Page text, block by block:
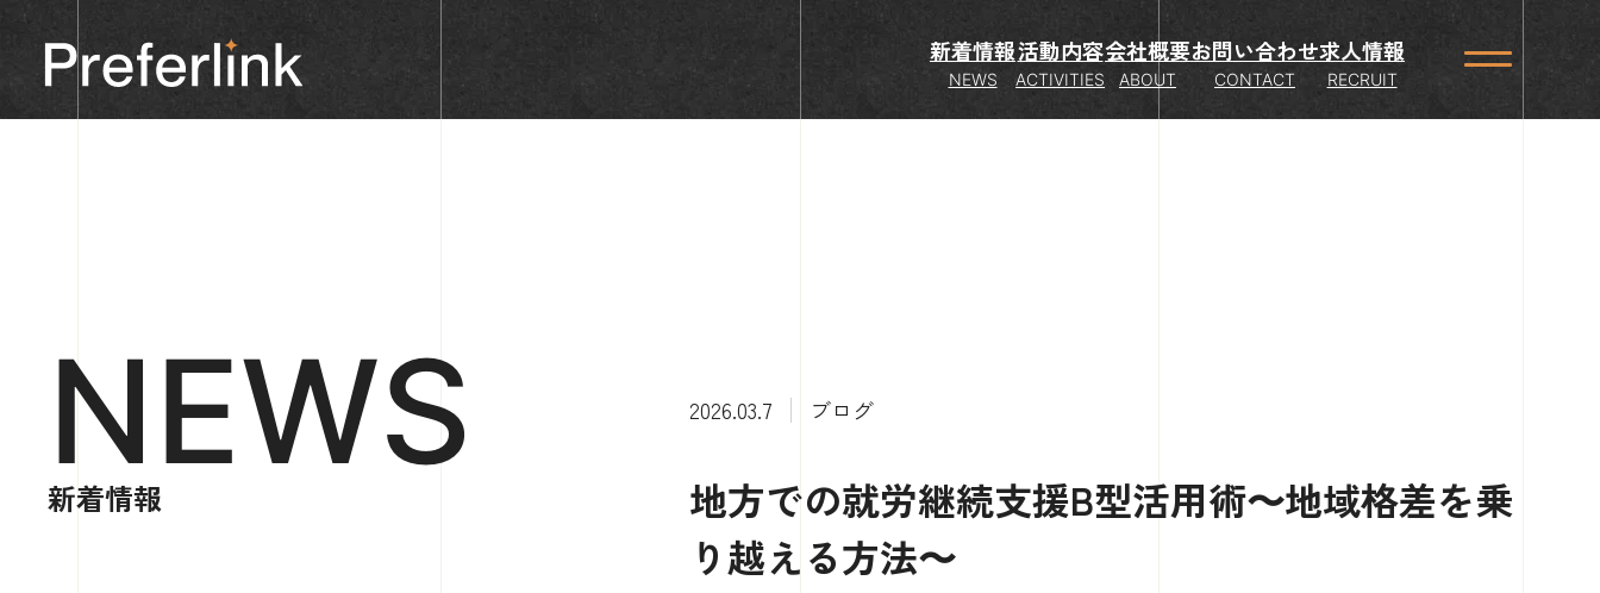
新着情報
NEWS
活動内容
ACTIVITIES
会社概要
ABOUT
お問い合わせ
CONTACT
求人情報
RECRUIT
NEWS
新着情報
2026.03.7 ブログ
地方での就労継続支援B型活用術〜地域格差を乗
り越える方法〜